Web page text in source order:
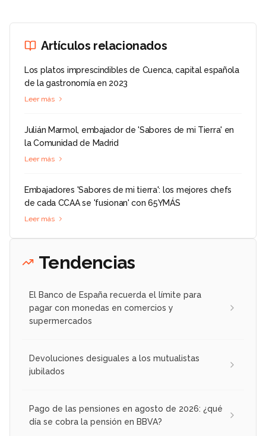
Artículos relacionados
Los platos imprescindibles de Cuenca, capital española
de la gastronomía en 2023
Leer más
Julián Marmol, embajador de 'Sabores de mi Tierra' en
la Comunidad de Madrid
Leer más
Embajadores 'Sabores de mi tierra': los mejores chefs
de cada CCAA se 'fusionan' con 65YMÁS
Leer más
Tendencias
El Banco de España recuerda el límite para
pagar con monedas en comercios y
supermercados
Devoluciones desiguales a los mutualistas
jubilados
Pago de las pensiones en agosto de 2026: ¿qué
día se cobra la pensión en BBVA?